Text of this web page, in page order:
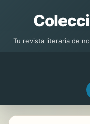
Tu revista literaria de